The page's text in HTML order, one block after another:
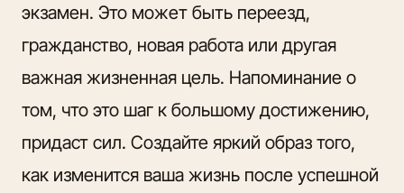
экзамен. Это может быть переезд,
гражданство, новая работа или другая
важная жизненная цель. Напоминание о
том, что это шаг к большому достижению,
придаст сил. Создайте яркий образ того,
как изменится ваша жизнь после успешной